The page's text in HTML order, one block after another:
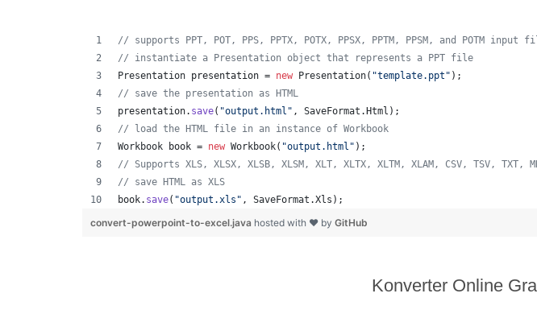
// supports PPT, POT, PPS, PPTX, POTX, PPSX, PPTM, PPSM, and POTM input
// instantiate a Presentation object that represents a PPT file
Presentation presentation = new Presentation( "template.ppt" );
// save the presentation as HTML
presentation. save( "output.html" , SaveFormat . Html );
// load the HTML file in an instance of Workbook
Workbook
book = new Workbook( "output.html" );
// Supports XLS, XLSX, XLSB, XLSM, XLT, XLTX, XLTM, XLAM, CSV, TSV, TXT,
// save HTML as XLS
book. save( "output.xls" , SaveFormat .Xls );
convert-powerpoint-to-excel.java hosted with ❤ by GitHub
Konverter Online